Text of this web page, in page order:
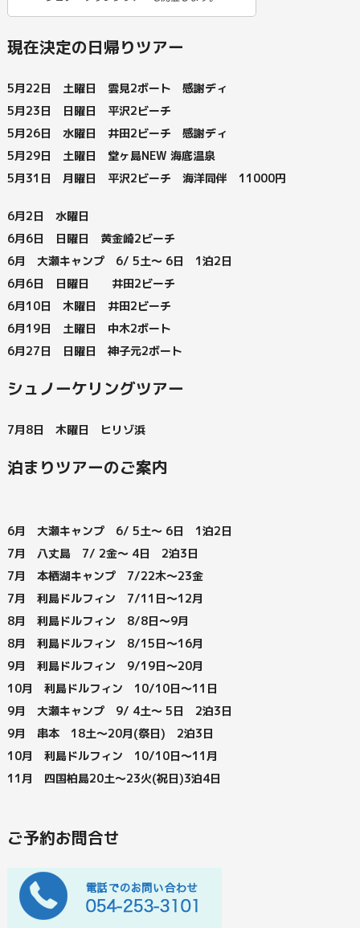
現在決定の日帰りツアー
5月22日 土曜日 雲見2ボート 感謝ディ
5月23日 日曜日 平沢2ビーチ
5月26日 水曜日 井田2ビーチ 感謝ディ
5月29日 土曜日 堂ヶ島NEW 海底温泉
5月31日 月曜日 平沢2ビーチ 海洋同伴 11000円
6月2日 水曜日
6月6日 日曜日 黄金崎2ビーチ
6月 大瀬キャンプ 6/ 5土～ 6日 1泊2日
6月6日 日曜日 井田2ビーチ
6月10日 木曜日 井田2ビーチ
6月19日 土曜日 中木2ボート
6月27日 日曜日 神子元2ボート
シュノーケリングツアー
7月8日 木曜日 ヒリゾ浜
泊まりツアーのご案内
6月 大瀬キャンプ 6/ 5土～ 6日 1泊2日
7月 八丈島 7/ 2金～ 4日 2泊3日
7月 本栖湖キャンプ 7/22木～23金
7月 利島ドルフィン 7/11日～12月
8月 利島ドルフィン 8/8日～9月
8月 利島ドルフィン 8/15日～16月
9月 利島ドルフィン 9/19日～20月
10月 利島ドルフィン 10/10日～11日
9月 大瀬キャンプ 9/ 4土～ 5日 2泊3日
9月 串本 18土～20月(祭日) 2泊3日
10月 利島ドルフィン 10/10日～11月
11月 四国柏島20土～23火(祝日)3泊4日
ご予約お問合せ